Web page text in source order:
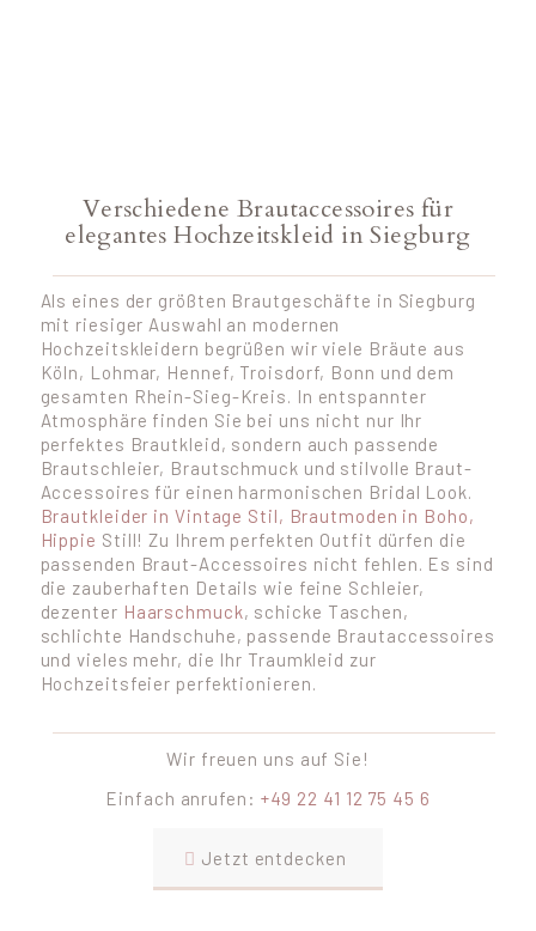
Verschiedene Brautaccessoires für
elegantes Hochzeitskleid in Siegburg
Als eines der größten Brautgeschäfte in Siegburg
mit riesiger Auswahl an modernen
Hochzeitskleidern begrüßen wir viele Bräute aus
Köln, Lohmar, Hennef, Troisdorf, Bonn und dem
gesamten Rhein-Sieg-Kreis. In entspannter
Atmosphäre finden Sie bei uns nicht nur Ihr
perfektes Brautkleid, sondern auch passende
Brautschleier, Brautschmuck und stilvolle Braut-
Accessoires für einen harmonischen Bridal Look.
Brautkleider in Vintage Stil, Brautmoden in Boho,
Hippie Still! Zu Ihrem perfekten Outfit dürfen die
passenden Braut-Accessoires nicht fehlen. Es sind
die zauberhaften Details wie feine Schleier,
dezenter Haarschmuck, schicke Taschen,
schlichte Handschuhe, passende Brautaccessoires
und vieles mehr, die Ihr Traumkleid zur
Hochzeitsfeier perfektionieren.
Wir freuen uns auf Sie!
Einfach anrufen: +49 22 41 12 75 45 6
Jetzt entdecken